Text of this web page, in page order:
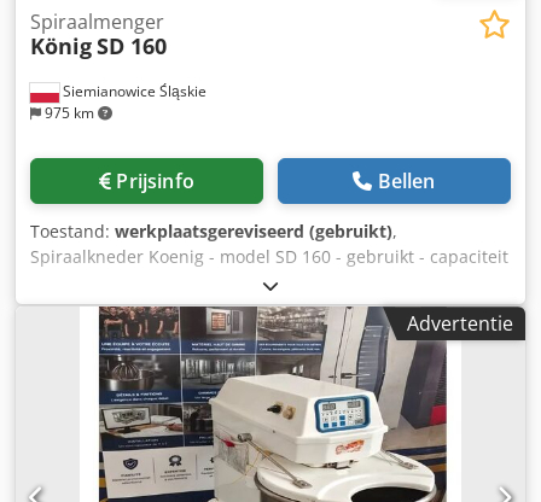
Siemianowice Śląskie
975 km
Spiraalmenger
KönigSD 160
Prijsinfo Bellen
Toestand: werkplaatsgereviseerd (gebruikt),
Spiraalkneder Koenig - model SD 160 - gebruikt - capaciteit
160 kg deeg - elektronische bediening Codpfeznwr Rex
Aggsha - 1 uitneembare kuip (nieuw) - machine na revisie -
afhaling uit magazijn/verzendoptie - prijs op aanvraag
Advertentie